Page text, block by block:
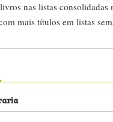
nas listas consolidadas
mais títulos em listas